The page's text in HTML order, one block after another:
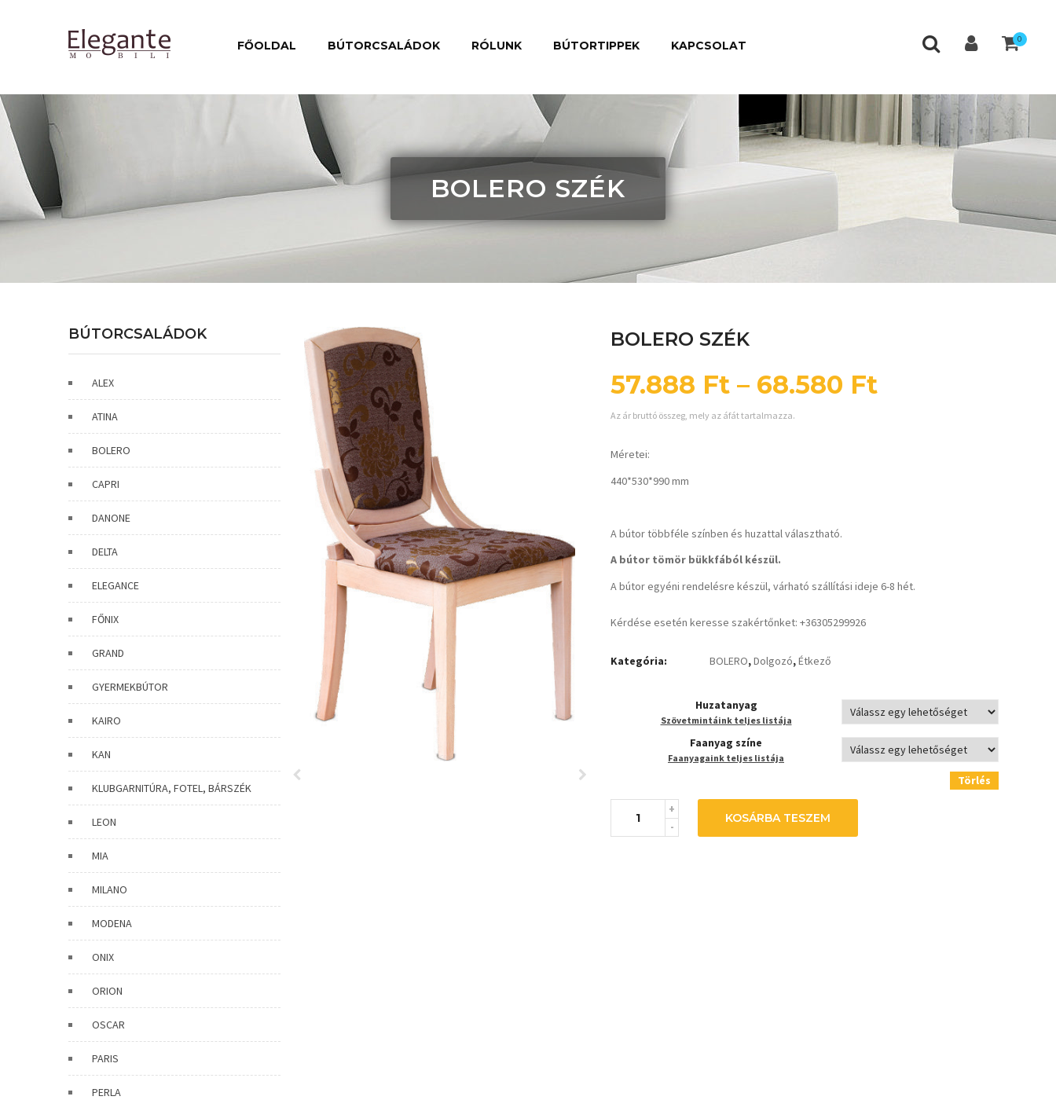
FŐOLDAL BÚTORCSALÁDOK RÓLUNK BÚTORTIPPEK KAPCSOLAT 0
BOLERO SZÉK
BÚTORCSALÁDOK
ALEX
ATINA
BOLERO
CAPRI
DANONE
DELTA
ELEGANCE
FŐNIX
GRAND
GYERMEKBÚTOR
KAIRO
KAN
KLUBGARNITÚRA, FOTEL, BÁRSZÉK
LEON
MIA
MILANO
MODENA
ONIX
ORION
OSCAR
PARIS
PERLA
BOLERO SZÉK
57.888 Ft – 68.580 Ft
Az ár bruttó összeg, mely az áfát tartalmazza.
Méretei:
440*530*990 mm
A bútor többféle színben és huzattal választható.
A bútor tömör bükkfából készül.
A bútor egyéni rendelésre készül, várható szállítási ideje 6-8 hét.
Kérdése esetén keresse szakértőnket: +36305299926
Kategória: BOLERO,Dolgozó,Étkező
Huzatanyag
Szövetmintáink teljes listája
Faanyag színe
Faanyagaink teljes listája
Törlés
KOSÁRBA TESZEM